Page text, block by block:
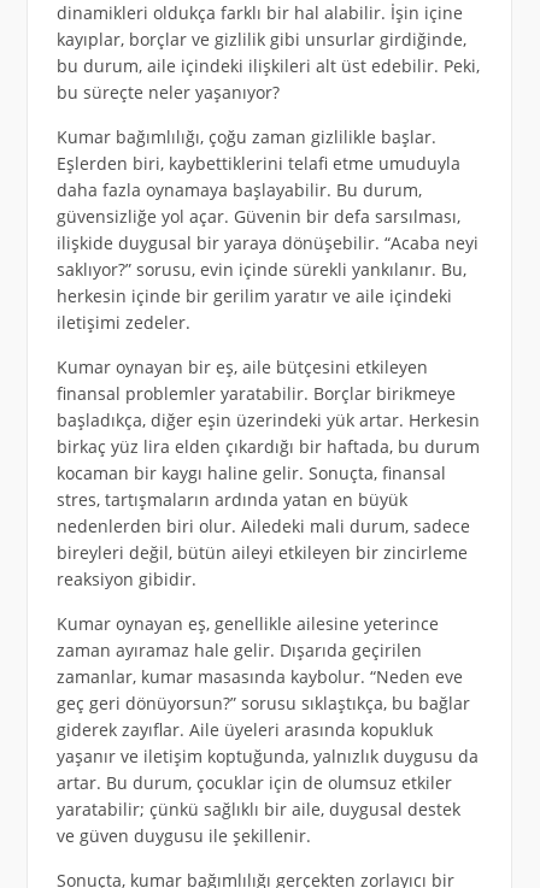
dinamikleri oldukça farklı bir hal alabilir. İşin içine
kayıplar, borçlar ve gizlilik gibi unsurlar girdiğinde,
bu durum, aile içindeki ilişkileri alt üst edebilir. Peki,
bu süreçte neler yaşanıyor?
Kumar bağımlılığı, çoğu zaman gizlilikle başlar.
Eşlerden biri, kaybettiklerini telafi etme umuduyla
daha fazla oynamaya başlayabilir. Bu durum,
güvensizliğe yol açar. Güvenin bir defa sarsılması,
ilişkide duygusal bir yaraya dönüşebilir. “Acaba neyi
saklıyor?” sorusu, evin içinde sürekli yankılanır. Bu,
herkesin içinde bir gerilim yaratır ve aile içindeki
iletişimi zedeler.
Kumar oynayan bir eş, aile bütçesini etkileyen
finansal problemler yaratabilir. Borçlar birikmeye
başladıkça, diğer eşin üzerindeki yük artar. Herkesin
birkaç yüz lira elden çıkardığı bir haftada, bu durum
kocaman bir kaygı haline gelir. Sonuçta, finansal
stres, tartışmaların ardında yatan en büyük
nedenlerden biri olur. Ailedeki mali durum, sadece
bireyleri değil, bütün aileyi etkileyen bir zincirleme
reaksiyon gibidir.
Kumar oynayan eş, genellikle ailesine yeterince
zaman ayıramaz hale gelir. Dışarıda geçirilen
zamanlar, kumar masasında kaybolur. “Neden eve
geç geri dönüyorsun?” sorusu sıklaştıkça, bu bağlar
giderek zayıflar. Aile üyeleri arasında kopukluk
yaşanır ve iletişim koptuğunda, yalnızlık duygusu da
artar. Bu durum, çocuklar için de olumsuz etkiler
yaratabilir; çünkü sağlıklı bir aile, duygusal destek
ve güven duygusu ile şekillenir.
Sonuçta, kumar bağımlılığı gerçekten zorlayıcı bir